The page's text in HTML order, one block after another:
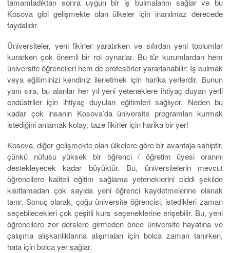
tamamladıktan sonra uygun bir iş bulmalarını sağlar ve bu
Kosova gibi gelişmekte olan ülkeler için inanılmaz derecede
faydalıdır.
Üniversiteler, yeni fikirler yaratırken ve sıfırdan yeni toplumlar
kurarken çok önemli bir rol oynarlar. Bu tür kurumlardan hem
üniversite öğrencileri hem de profesörler yararlanabilir; İş bulmak
veya eğitiminizi kendiniz ilerletmek için harika yerlerdir. Bunun
yanı sıra, bu alanlar her yıl yeni yeteneklere ihtiyaç duyan yerli
endüstriler için ihtiyaç duyulan eğitimleri sağlıyor. Neden bu
kadar çok insanın Kosova’da üniversite programları kurmak
istediğini anlamak kolay; taze fikirler için harika bir yer!
Kosova, diğer gelişmekte olan ülkelere göre bir avantaja sahiptir,
çünkü nüfusu yüksek bir öğrenci / öğretim üyesi oranını
destekleyecek kadar büyüktür. Bu, üniversitelerin mevcut
öğrencilere kaliteli eğitim sağlama yeteneklerini ciddi şekilde
kısıtlamadan çok sayıda yeni öğrenci kaydetmelerine olanak
tanır. Sonuç olarak, çoğu üniversite öğrencisi, istedikleri zaman
seçebilecekleri çok çeşitli kurs seçeneklerine erişebilir. Bu, yeni
öğrencilere zor derslere girmeden önce üniversite hayatına ve
çalışma alışkanlıklarına alışmaları için bolca zaman tanırken,
hata için bolca yer sağlar.